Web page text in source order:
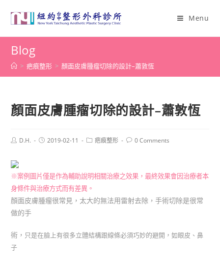
Menu
Blog
> 疤痕整形 > 顏面皮膚腫瘤切除的設計–蕭敦恆
顏面皮膚腫瘤切除的設計–蕭敦恆
D.H. 2019-02-11 疤痕整形 0 Comments
※案例圖片僅是作為輔助說明相關治療之效果，最終效果會因治療者本
身條件與治療方式而有差異。
顏面皮膚腫瘤很常見，太大的無法用雷射去除，手術切除是很常
做的手
術， 只是在臉上有很多立體結構跟線條必須巧妙的避開，如眼皮、鼻
子